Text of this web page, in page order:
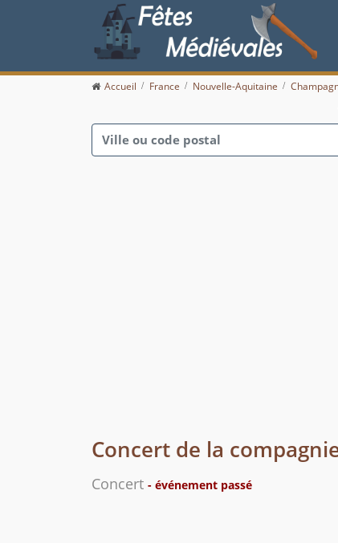
Accueil France Nouvelle-Aquitaine
Concert de la
Concert - événement passé